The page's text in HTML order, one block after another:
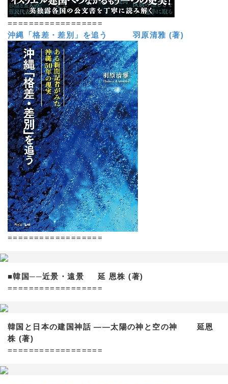
==================
沖縄「格差・差別」を追う 羽原清雅 (著)
==================
■韓国──近景・遠景 延 恩株 (著)
==================
韓国と日本の建国神話 ——太陽の神と空の神 延恩
株 (著)
==================